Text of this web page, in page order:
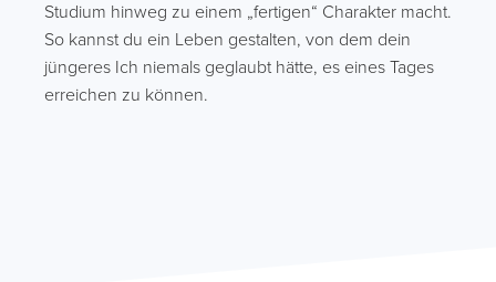
Studium hinweg zu einem „fertigen“ Charakter macht.
So kannst du ein Leben gestalten, von dem dein
jüngeres Ich niemals geglaubt hätte, es eines Tages
erreichen zu können.